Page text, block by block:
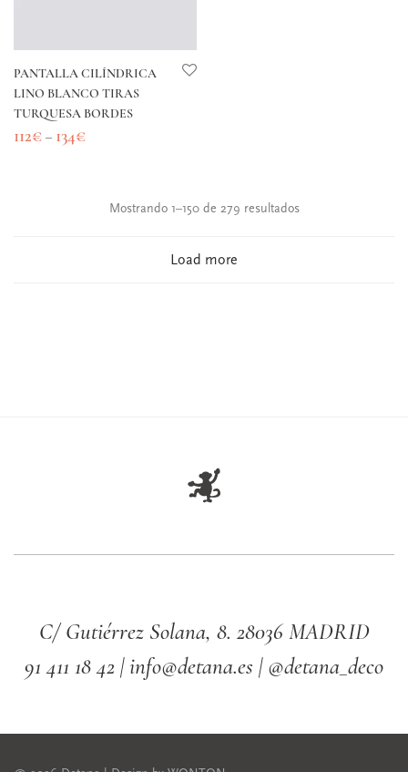
PANTALLA CILÍNDRICA
LINO BLANCO TIRAS
TURQUESA BORDES
112€ – 134€
Mostrando 1–150 de 279 resultados
Load more
C/ Gutiérrez Solana, 8. 28036 MADRID
91 411 18 42 | info@detana.es | @detana_deco